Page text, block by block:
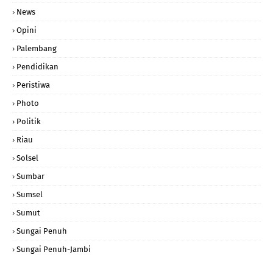
News
Opini
Palembang
Pendidikan
Peristiwa
Photo
Politik
Riau
Solsel
Sumbar
Sumsel
Sumut
Sungai Penuh
Sungai Penuh-Jambi